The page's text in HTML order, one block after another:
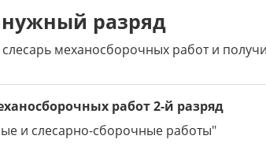
разряд
механосборочных работ и
работ 2-й разряд
и слесарно-сборочные работы"